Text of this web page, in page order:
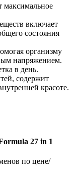
максимальное
включает
состояния
организму
напряжением.
в день.
содержит
красоте.
27 in 1